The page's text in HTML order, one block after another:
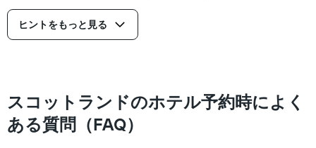
金
を
す
ヒントをもっと見る
スコットランドのホテル予約時によく
ある質問（FAQ）